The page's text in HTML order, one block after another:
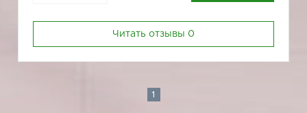
Читать отзывы 0
1